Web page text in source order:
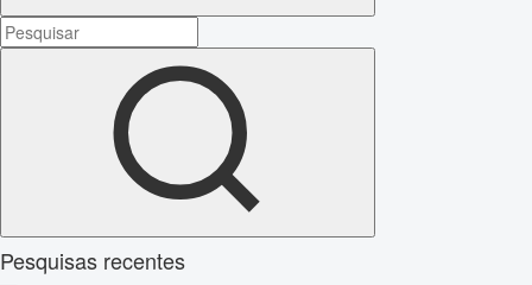
Pesquisas recentes